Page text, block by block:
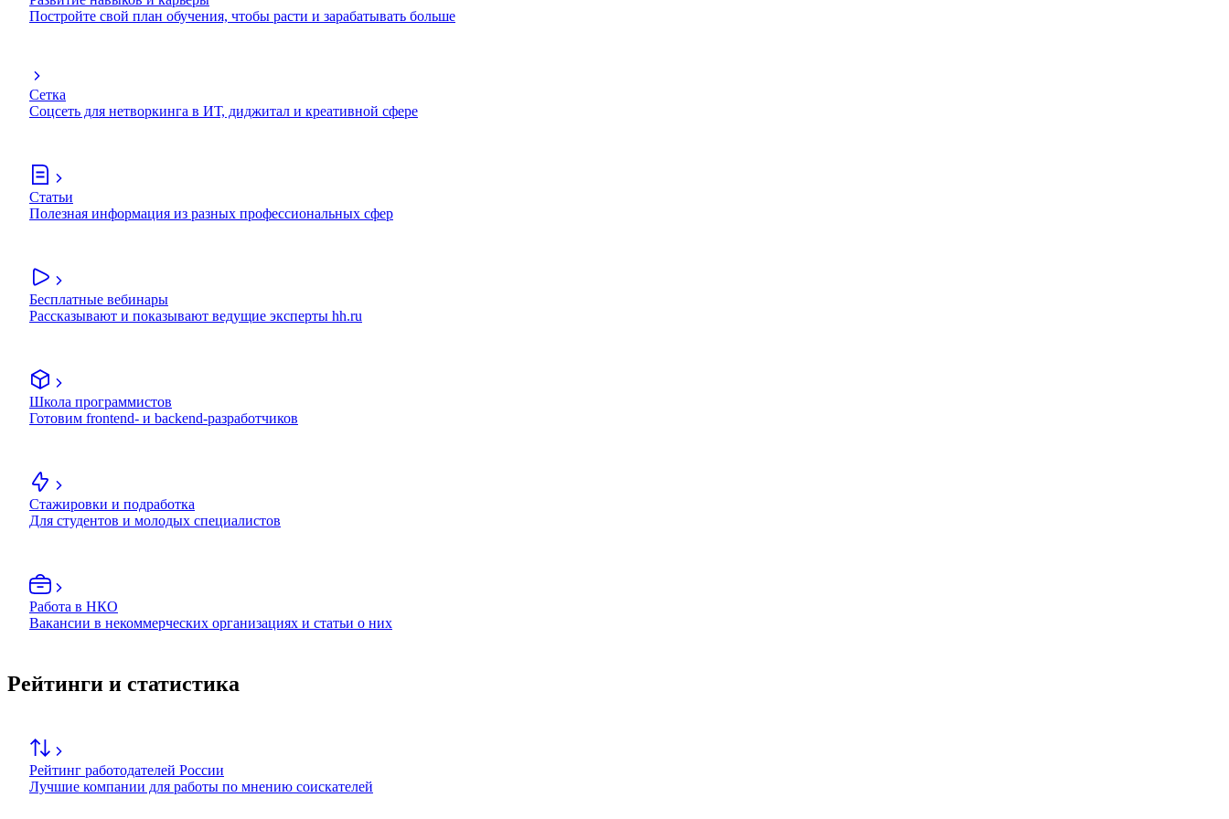
Постройте свой план обучения, чтобы расти и зарабатывать больше
Сетка
Соцсеть для нетворкинга в ИТ, диджитал и креативной сфере
Статьи
Полезная информация из разных профессиональных сфер
Бесплатные вебинары
Рассказывают и показывают ведущие эксперты hh.ru
Школа программистов
Готовим frontend- и backend-разработчиков
Стажировки и подработка
Для студентов и молодых специалистов
Работа в НКО
Вакансии в некоммерческих организациях и статьи о них
Рейтинги и статистика
Рейтинг работодателей России
Лучшие компании для работы по мнению соискателей